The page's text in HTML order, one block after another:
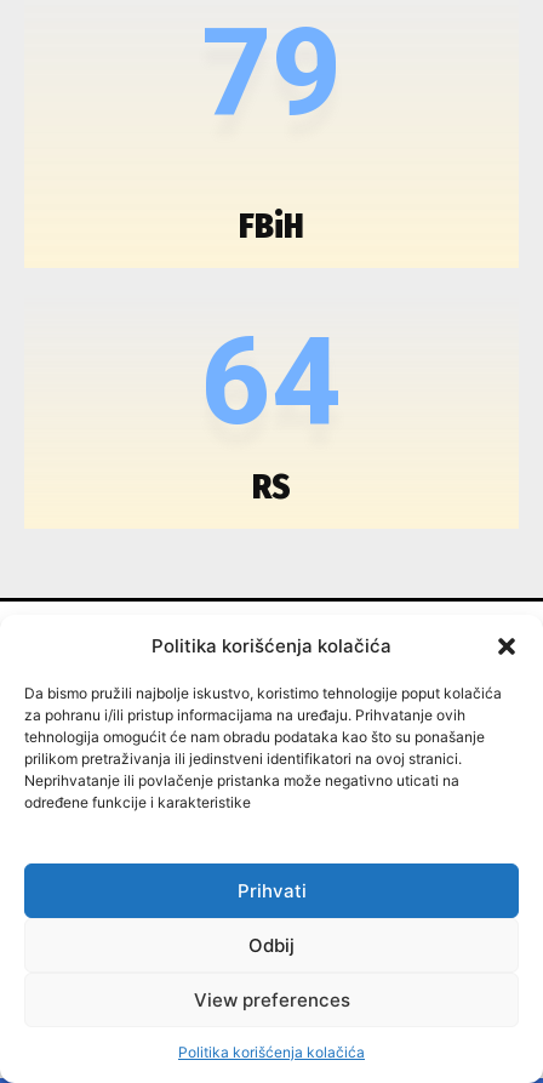
Politika korišćenja kolačića
Da bismo pružili najbolje iskustvo, koristimo tehnologije poput kolačića
za pohranu i/ili pristup informacijama na uređaju. Prihvatanje ovih
tehnologija omogućit će nam obradu podataka kao što su ponašanje
prilikom pretraživanja ili jedinstveni identifikatori na ovoj stranici.
Neprihvatanje ili povlačenje pristanka može negativno uticati na
određene funkcije i karakteristike
Prihvati
Odbij
View preferences
Politika korišćenja kolačića
79
FBiH
64
RS
MISBIH
Mapa istraživačkih sadržaja u Bosni i Hercegovini
O NAMA
Jedinstveni portal Mapa istraživačkih sadržaja u
Bosni i Hercegovini koji se bave kriminalom i
kantonalnih/županijskih, entitetskih (distrikt) i